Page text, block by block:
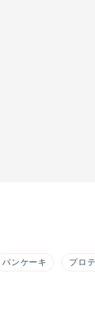
パンケーキ プロ